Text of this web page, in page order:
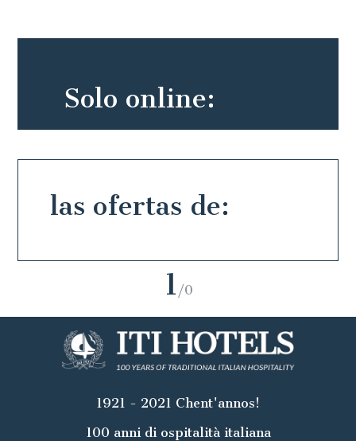
las ofertas de:
Solo online:
1 /0
1921 - 2021 Chent'annos!
100 anni di ospitalità italiana